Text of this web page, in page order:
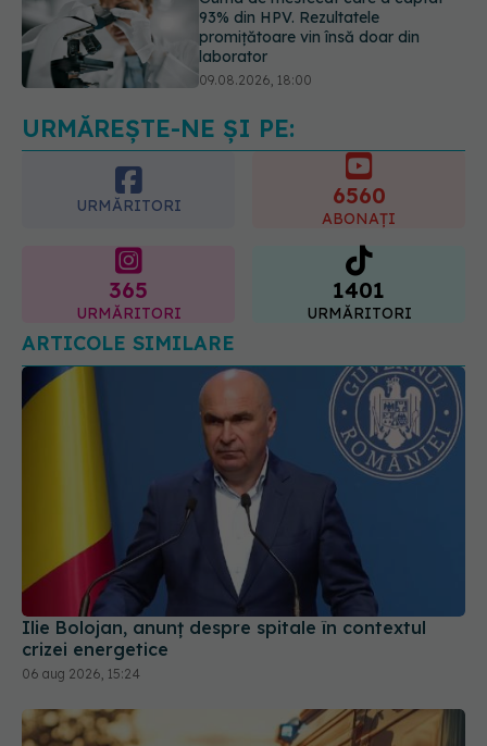
Nu trebuie să mănânci mai puțin ca
să slăbești? Dieta care reduce cu
30% „energia” din fiecare gram de
10.08.2026, 08:40
URMĂREȘTE-NE ȘI PE:
URMĂRITORI 6560
ABONAȚI
365
URMĂRITORI
1401
URMĂRITORI
ARTICOLE SIMILARE
Ilie Bolojan, anunț despre spitale în contextul
crizei energetice
06 aug 2026, 15:24